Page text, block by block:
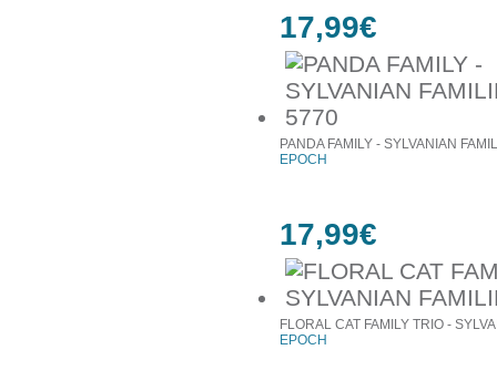
17,99€
PANDA FAMILY - SYLVANIAN
EPOCH
17,99€
FLORAL CAT FAMILY TRIO -
EPOCH